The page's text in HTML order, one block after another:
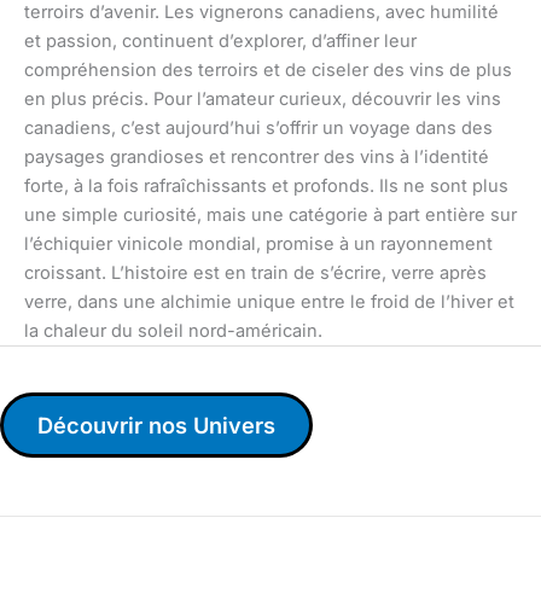
terroirs d’avenir. Les vignerons canadiens, avec humilité
et passion, continuent d’explorer, d’affiner leur
compréhension des terroirs et de ciseler des vins de plus
en plus précis. Pour l’amateur curieux, découvrir les vins
canadiens, c’est aujourd’hui s’offrir un voyage dans des
paysages grandioses et rencontrer des vins à l’identité
forte, à la fois rafraîchissants et profonds. Ils ne sont plus
une simple curiosité, mais une catégorie à part entière sur
l’échiquier vinicole mondial, promise à un rayonnement
croissant. L’histoire est en train de s’écrire, verre après
verre, dans une alchimie unique entre le froid de l’hiver et
la chaleur du soleil nord-américain.
Découvrir nos Univers